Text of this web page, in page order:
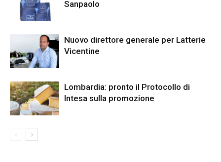
Sanpaolo
Nuovo direttore generale per Latterie
Vicentine
Lombardia: pronto il Protocollo di
Intesa sulla promozione